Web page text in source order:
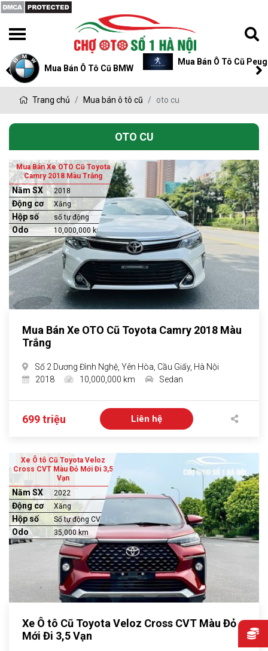
Mua Bán Ô Tô Cũ BMW
Mua Bán Ô Tô Cũ
Trang chủ Mua bán ô tô cũ oto cu
OTO CU
Mua Bán Xe OTO Cũ Toyota
Camry 2018 Màu Trắng
Năm SX 2018
Động cơ Xăng
Hộp số số tự động
Odo 10,000,000 km
Mua Bán Xe OTO Cũ Toyota Camry 2018 Màu
Trắng
Số 2 Dương Đình Nghệ, Yên Hòa, Cầu Giấy, Hà Nội
2018
10,000,000 km Sedan
699 triệu Liên hệ
Xe Ô tô Cũ Toyota Veloz
Cross CVT Màu Đỏ Mới Đi 3,5
Vạn
Năm SX 2022
Động cơ Xăng
Hộp số Số tự động CVT
Odo 35,000 km
Xe Ô tô Cũ Toyota Veloz Cross CVT Màu Đỏ
Mới Đi 3,5 Vạn